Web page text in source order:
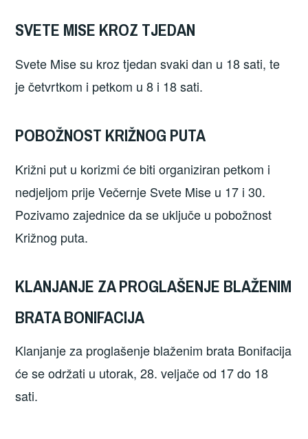
SVETE MISE KROZ TJEDAN
Svete Mise su kroz tjedan svaki dan u 18 sati, te
je četvrtkom i petkom u 8 i 18 sati.
POBOŽNOST KRIŽNOG PUTA
Križni put u korizmi će biti organiziran petkom i
nedjeljom prije Večernje Svete Mise u 17 i 30.
Pozivamo zajednice da se uključe u pobožnost
Križnog puta.
KLANJANJE ZA PROGLAŠENJE BLAŽENIM
BRATA BONIFACIJA
Klanjanje za proglašenje blaženim brata Bonifacija
će se održati u utorak, 28. veljače od 17 do 18
sati.